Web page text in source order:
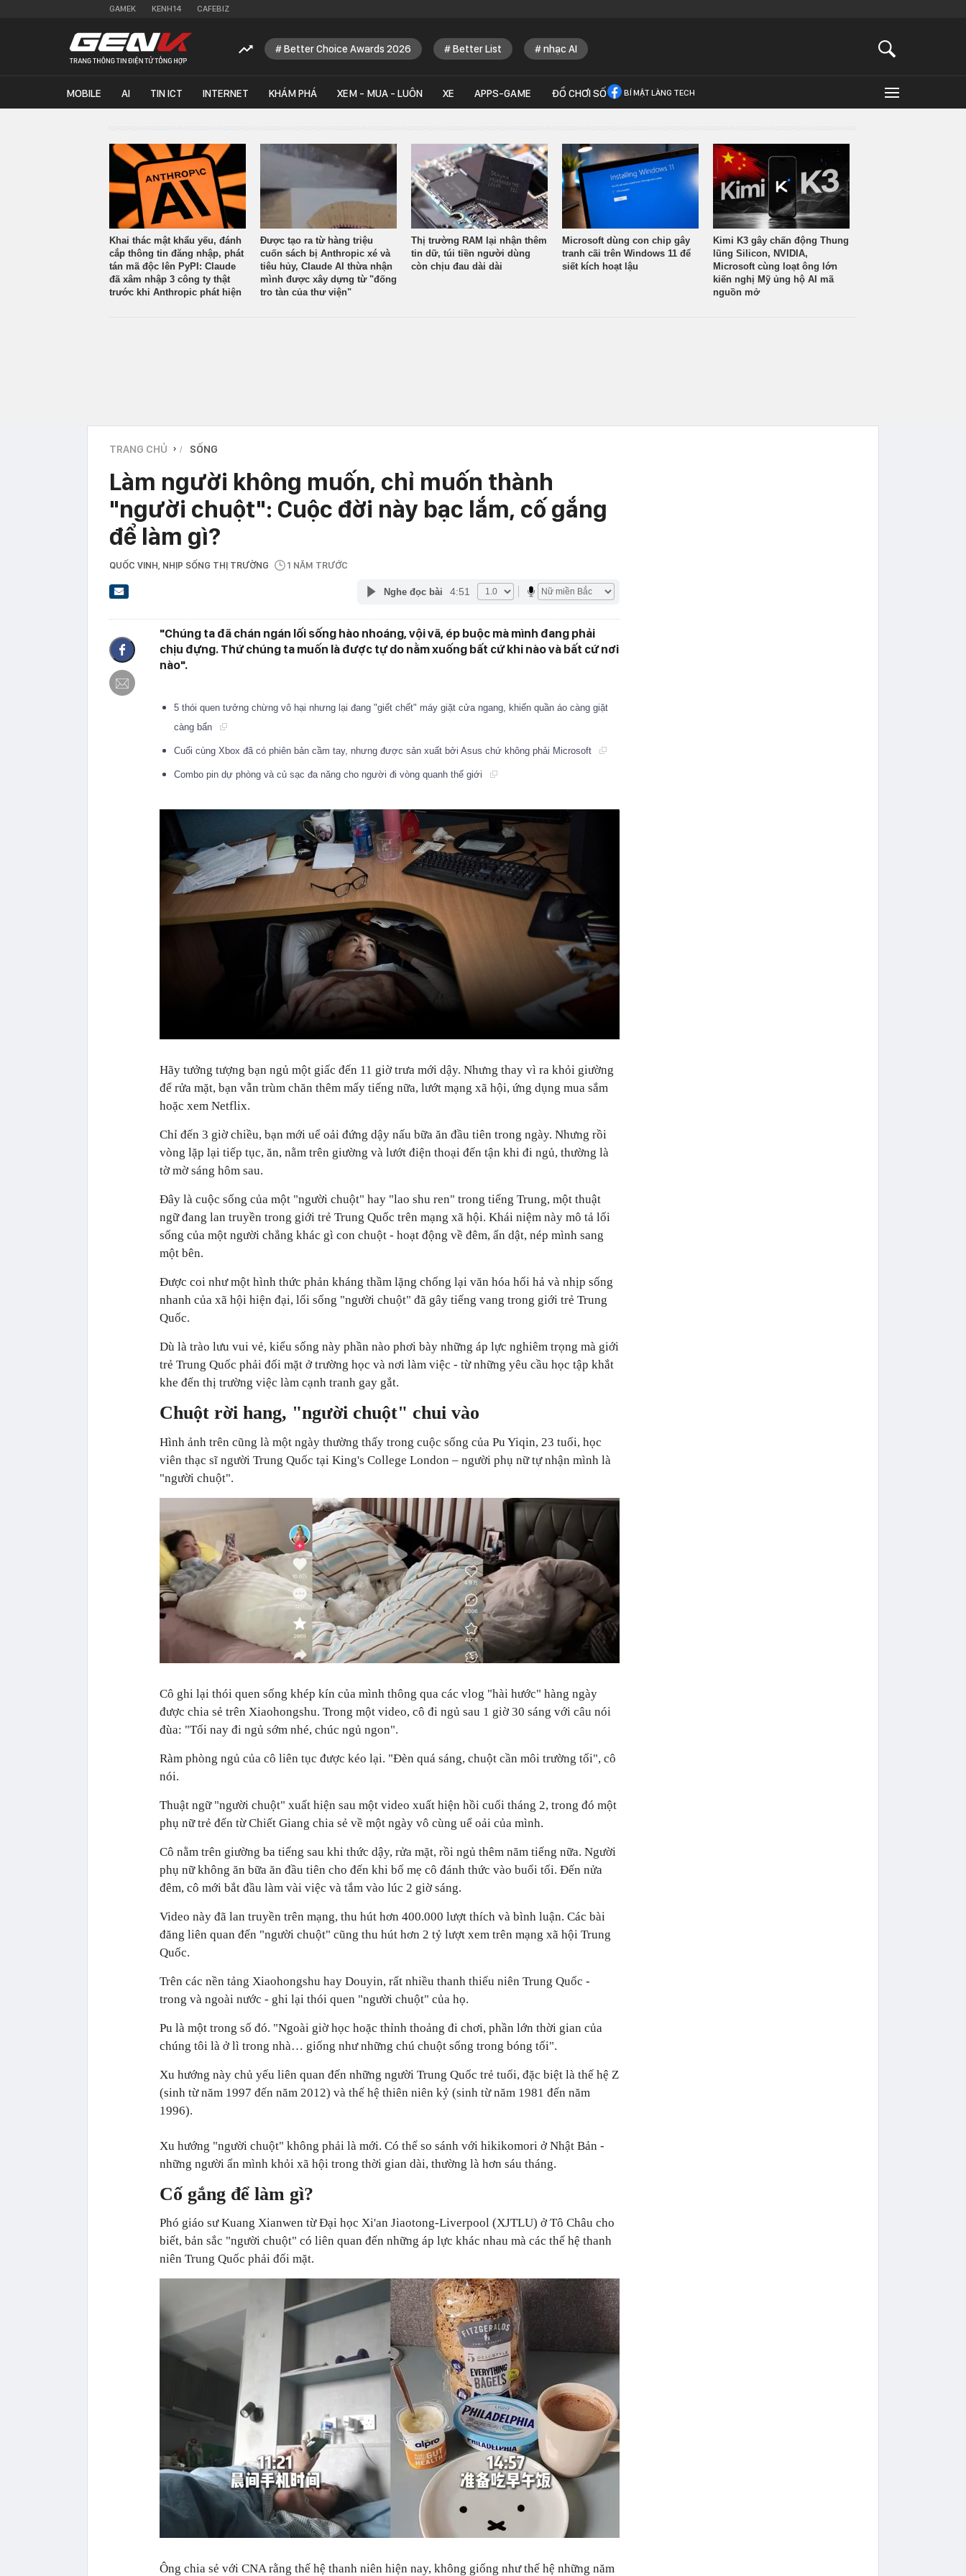
GAMEK KENH14 CAFEBIZ
Better Choice Awards 2026 Better List nhạc AI
MOBILE AI TIN ICT INTERNET KHÁM PHÁ XEM - MUA - LUÔN XE APPS-GAME ĐỒ CHƠI SỐ BÍ MẬT LÀNG TECH
Khai thác mật khẩu yếu, đánh
cắp thông tin đăng nhập, phát
tán mã độc lên PyPI: Claude
đã xâm nhập 3 công ty thật
trước khi Anthropic phát hiện
Được tạo ra từ hàng triệu
cuốn sách bị Anthropic xé và
tiêu hủy, Claude AI thừa nhận
mình được xây dựng từ "đống
tro tàn của thư viện"
Thị trường RAM lại nhận thêm
tin dữ, túi tiền người dùng
còn chịu đau dài dài
Microsoft dùng con chip gây
tranh cãi trên Windows 11 để
siết kích hoạt lậu
Kimi K3 gây chấn động Thung
lũng Silicon, NVIDIA,
Microsoft cùng loạt ông lớn
kiến nghị Mỹ ủng hộ AI mã
nguồn mở
TRANG CHỦ › SỐNG
Làm người không muốn, chỉ muốn thành
"người chuột": Cuộc đời này bạc lắm, cố gắng
để làm gì?
QUỐC VINH , NHỊP SỐNG THỊ TRƯỜNG 1 NĂM TRƯỚC
Nghe đọc bài 4:51
"Chúng ta đã chán ngán lối sống hào nhoáng, vội vã, ép buộc mà mình đang phải
chịu đựng. Thứ chúng ta muốn là được tự do nằm xuống bất cứ khi nào và bất cứ nơi
nào".
5 thói quen tưởng chừng vô hại nhưng lại đang "giết chết" máy giặt cửa ngang, khiến quần áo càng giặt
càng bẩn
Cuối cùng Xbox đã có phiên bản cầm tay, nhưng được sản xuất bởi Asus chứ không phải Microsoft
Combo pin dự phòng và củ sạc đa năng cho người đi vòng quanh thế giới
Hãy tưởng tượng bạn ngủ một giấc đến 11 giờ trưa mới dậy. Nhưng thay vì ra khỏi giường
để rửa mặt, bạn vẫn trùm chăn thêm mấy tiếng nữa, lướt mạng xã hội, ứng dụng mua sắm
hoặc xem Netflix.
Chỉ đến 3 giờ chiều, bạn mới uể oải đứng dậy nấu bữa ăn đầu tiên trong ngày. Nhưng rồi
vòng lặp lại tiếp tục, ăn, nằm trên giường và lướt điện thoại đến tận khi đi ngủ, thường là
tờ mờ sáng hôm sau.
Đây là cuộc sống của một "người chuột" hay "lao shu ren" trong tiếng Trung, một thuật
ngữ đang lan truyền trong giới trẻ Trung Quốc trên mạng xã hội. Khái niệm này mô tả lối
sống của một người chẳng khác gì con chuột - hoạt động về đêm, ẩn dật, nép mình sang
một bên.
Được coi như một hình thức phản kháng thầm lặng chống lại văn hóa hối hả và nhịp sống
nhanh của xã hội hiện đại, lối sống "người chuột" đã gây tiếng vang trong giới trẻ Trung
Quốc.
Dù là trào lưu vui vẻ, kiểu sống này phần nào phơi bày những áp lực nghiêm trọng mà giới
trẻ Trung Quốc phải đối mặt ở trường học và nơi làm việc - từ những yêu cầu học tập khắt
khe đến thị trường việc làm cạnh tranh gay gắt.
Chuột rời hang, "người chuột" chui vào
Hình ảnh trên cũng là một ngày thường thấy trong cuộc sống của Pu Yiqin, 23 tuổi, học
viên thạc sĩ người Trung Quốc tại King's College London – người phụ nữ tự nhận mình là
"người chuột".
Cô ghi lại thói quen sống khép kín của mình thông qua các vlog "hài hước" hàng ngày
được chia sẻ trên Xiaohongshu. Trong một video, cô đi ngủ sau 1 giờ 30 sáng với câu nói
đùa: "Tối nay đi ngủ sớm nhé, chúc ngủ ngon".
Ràm phòng ngủ của cô liên tục được kéo lại. "Đèn quá sáng, chuột cần môi trường tối", cô
nói.
Thuật ngữ "người chuột" xuất hiện sau một video xuất hiện hồi cuối tháng 2, trong đó một
phụ nữ trẻ đến từ Chiết Giang chia sẻ về một ngày vô cùng uể oải của mình.
Cô nằm trên giường ba tiếng sau khi thức dậy, rửa mặt, rồi ngủ thêm năm tiếng nữa. Người
phụ nữ không ăn bữa ăn đầu tiên cho đến khi bố mẹ cô đánh thức vào buổi tối. Đến nửa
đêm, cô mới bắt đầu làm vài việc và tắm vào lúc 2 giờ sáng.
Video này đã lan truyền trên mạng, thu hút hơn 400.000 lượt thích và bình luận. Các bài
đăng liên quan đến "người chuột" cũng thu hút hơn 2 tỷ lượt xem trên mạng xã hội Trung
Quốc.
Trên các nền tảng Xiaohongshu hay Douyin, rất nhiều thanh thiếu niên Trung Quốc -
trong và ngoài nước - ghi lại thói quen "người chuột" của họ.
Pu là một trong số đó. "Ngoài giờ học hoặc thỉnh thoảng đi chơi, phần lớn thời gian của
chúng tôi là ở lì trong nhà… giống như những chú chuột sống trong bóng tối".
Xu hướng này chủ yếu liên quan đến những người Trung Quốc trẻ tuổi, đặc biệt là thế hệ Z
(sinh từ năm 1997 đến năm 2012) và thế hệ thiên niên kỷ (sinh từ năm 1981 đến năm
1996).
Xu hướng "người chuột" không phải là mới. Có thể so sánh với hikikomori ở Nhật Bản -
những người ẩn mình khỏi xã hội trong thời gian dài, thường là hơn sáu tháng.
Cố gắng để làm gì?
Phó giáo sư Kuang Xianwen từ Đại học Xi'an Jiaotong-Liverpool (XJTLU) ở Tô Châu cho
biết, bản sắc "người chuột" có liên quan đến những áp lực khác nhau mà các thế hệ thanh
niên Trung Quốc phải đối mặt.
Ông chia sẻ với CNA rằng thế hệ thanh niên hiện nay, không giống như thế hệ những năm